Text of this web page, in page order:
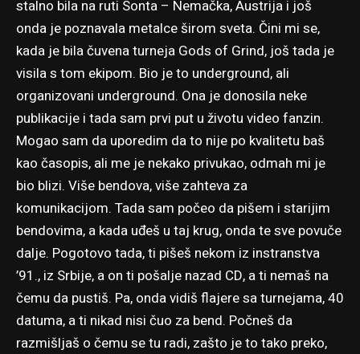
stalno bila na ruti Sonta – Nemačka, Austrija i još
onda je poznavala metalce širom sveta. Čini mi se,
kada je bila čuvena turneja Gods of Grind, još tada je
visila s tom ekipom. Bio je to underground, ali
organizovani underground. Ona je donosila neke
publikacije i tada sam prvi put u životu video fanzin.
Mogao sam da uporedim da to nije po kvalitetu baš
kao časopis, ali me je nekako privukao, odmah mi je
bio blizi. Više bendova, više zahteva za
komunikacijom. Tada sam počeo da pišem i starijim
bendovima, a kada uđeš u taj krug, onda te sve povuče
dalje. Pogotovo tada, ti pišeš nekom iz instranstva
’91., iz Srbije, a on ti pošalje nazad CD, a ti nemaš na
čemu da pustiš. Pa, onda vidiš flajere sa turnejama, 40
datuma, a ti nikad nisi čuo za bend. Počneš da
razmišljaš o čemu se tu radi, zašto je to tako preko,